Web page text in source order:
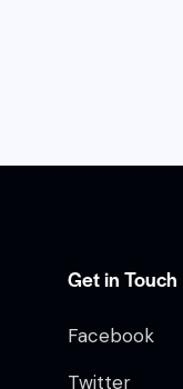
Get in Touch
Facebook
Twitter